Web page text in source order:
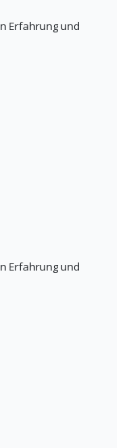
Erfahrung und
Erfahrung und